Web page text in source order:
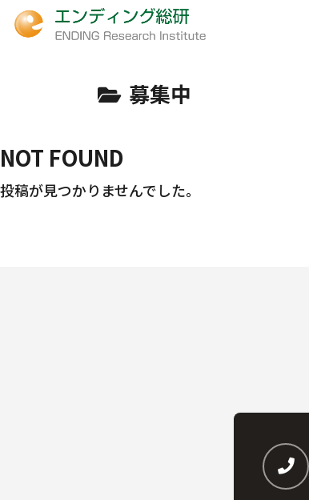
募集中
NOT FOUND
投稿が見つかりませんでした。